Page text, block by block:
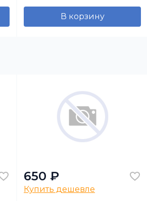
В корзину
650 ₽
Купить дешевле